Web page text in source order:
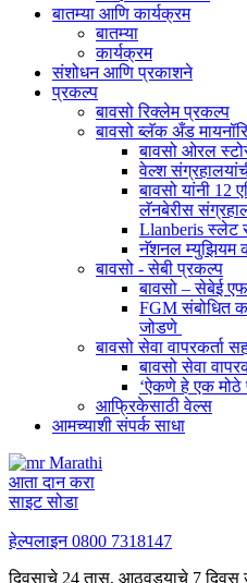
बातम्या आणि कार्यक्रम
बातम्या
कार्यक्रम
संशोधन आणि प्रकाशने
प्रकल्प
बावसो रिक्लेम प्रकल्प
बावसो ब्लॅक अँड
बावसो ओरल
वेल्श
बावसो यांनी 12
लॅनबेरीस
Llanberis स्लेट
नॅशनल म्युझियम
बावसो - सेबी प्रकल्प
बावसो – सेबेई
FGM संबोधित
जोडणे
बावसो सेवा वापरकर्ता
बावसो सेवा
‘ऐकणे हे एक
आफ्रिकेसाठी वेल्स
आमच्याशी संपर्क साधा
Marathi
आता दान करा
साइट सोडा
हेल्पलाइन0800 7318147
दिवसाचे 24 तास, आठवड्याचे 7 दिवस